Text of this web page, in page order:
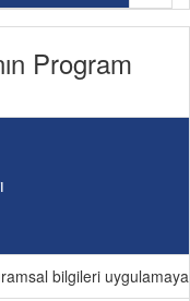
Program
bilgileri